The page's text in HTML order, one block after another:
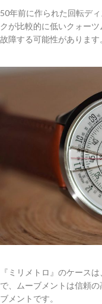
50年前に作られた回転デ
クが比較的に低いクォー
故障する可能性があります
『ミリメトロ』のケース
で、ムーブメントは信頼
ブメントです。